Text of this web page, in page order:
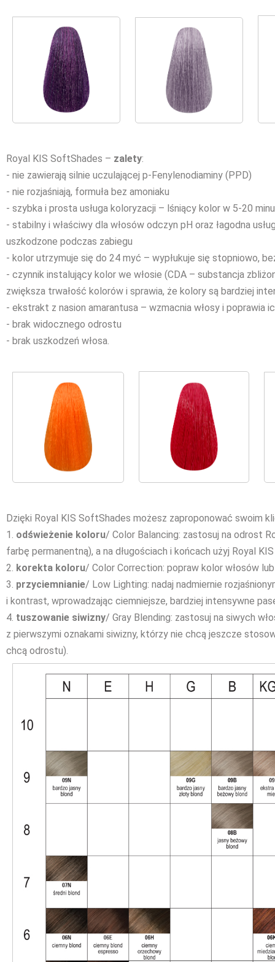
Royal KIS SoftShades – zalety:
- nie zawierają silnie uczulającej p-Fenylenodiaminy (PPD)
- nie rozjaśniają, formuła bez amoniaku
- szybka i prosta usługa koloryzacji – lśniący kolor w 5-20
- stabilny i właściwy dla włosów odczyn pH oraz łagodna
uszkodzone podczas zabiegu
- kolor utrzymuje się do 24 myć – wypłukuje się stopniowo,
- czynnik instalujący kolor we włosie (CDA – substancja
zwiększa trwałość kolorów i sprawia, że kolory są bardziej
- ekstrakt z nasion amarantusa – wzmacnia włosy i poprawia
- brak widocznego odrostu
- brak uszkodzeń włosa.
Dzięki Royal KIS SoftShades możesz zaproponować swoim
1. odświeżenie koloru/ Color Balancing: zastosuj na odrost
farbę permanentną), a na długościach i końcach użyj Royal
2. korekta koloru/ Color Correction: popraw kolor włosów
3. przyciemnianie/ Low Lighting: nadaj nadmiernie
i kontrast, wprowadzając ciemniejsze, bardziej intensywne
4. tuszowanie siwizny/ Gray Blending: zastosuj na siwych
z pierwszymi oznakami siwizny, którzy nie chcą jeszcze
chcą odrostu).